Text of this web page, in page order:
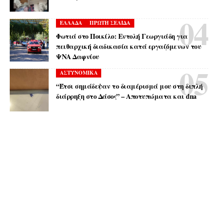
ΕΛΛΑΔΑ ΠΡΩΤΗ ΣΕΛΙΔΑ
Φωτιά στο Ποικίλο: Εντολή Γεωργιάδη για
πειθαρχική διαδικασία κατά εργαζόμενων του
ΨΝΑ Δαφνίου
ΑΣΤΥΝΟΜΙΚΑ
“Έτσι σημάδεψαν το διαμέρισμά μου στη διπλή
διάρρηξη στο Δάσος” – Αποτυπώματα και dna